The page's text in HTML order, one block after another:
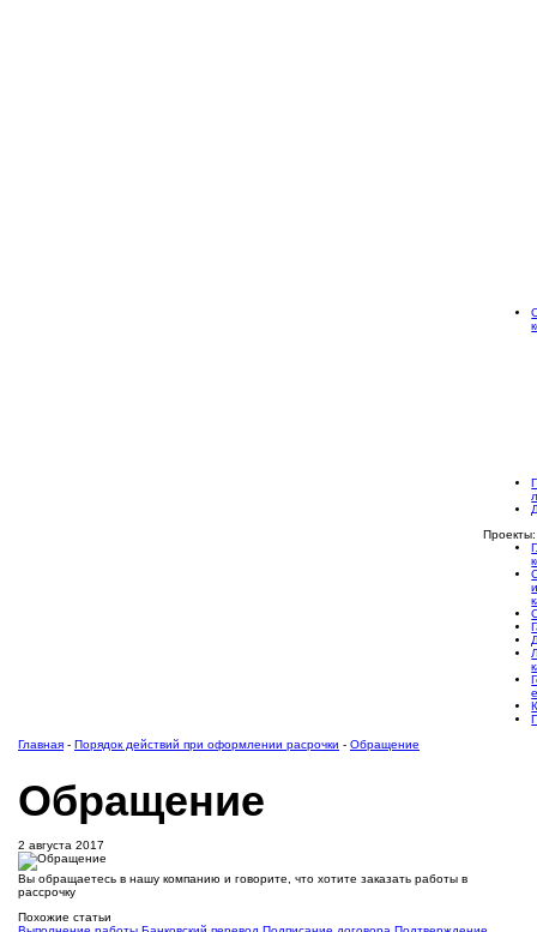
Проекты:
Главная - Порядок действий при оформлении расрочки - Обращение
Обращение
2 августа 2017
Вы обращаетесь в нашу компанию и говорите, что хотите заказать работы в
рассрочку
Похожие статьи